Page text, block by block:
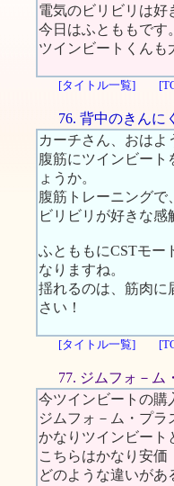
電気のビリビリは好
今日はふとももです
ツインビートくんも
[タイトル一覧]
76. 背中のきんに
カーチさん、おはよ
腹筋にツインビート
ょうか。
腹筋トレーニングで
ビリビリが好きな
ふとももにCSTモー
なりますね。
揺れるのは、筋肉に
さい！
[タイトル一覧]
77. ジムフォ－ム
今ツインビートの購
ジムフォ－ム・プラ
かなりツインビート
こちらはかなり安価
どのような違いがあ